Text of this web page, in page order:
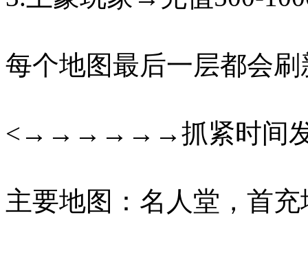
每个地图最后一层都会
<→→→→→→抓紧时间
主要地图：名人堂，首